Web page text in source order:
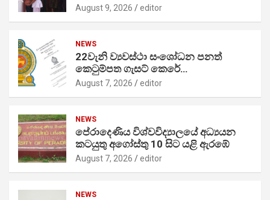
August 9, 2026 editor
NEWS
22වැනි ව්‍යවස්ථා සංශෝධන පනත්
කෙටුම්පත ගැසට් කෙරේ…
August 7, 2026 editor
NEWS
පේරාදෙණිය විශ්වවිද්‍යාලයේ අධ්‍යයන
කටයුතු අගෝස්තු 10 සිට යළි ඇරඹේ
August 7, 2026 editor
NEWS